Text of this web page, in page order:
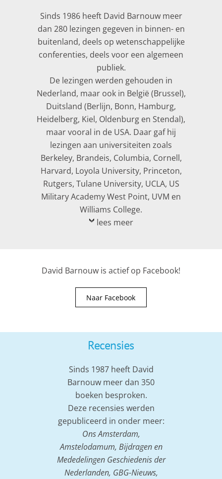
Sinds 1986 heeft David Barnouw meer
dan 280 lezingen gegeven in binnen- en
buitenland, deels op wetenschappelijke
conferenties, deels voor een algemeen
publiek.
De lezingen werden gehouden in
Nederland, maar ook in België (Brussel),
Duitsland (Berlijn, Bonn, Hamburg,
Heidelberg, Kiel, Oldenburg en Stendal),
maar vooral in de USA. Daar gaf hij
lezingen aan universiteiten zoals
Berkeley, Brandeis, Columbia, Cornell,
Harvard, Loyola University, Princeton,
Rutgers, Tulane University, UCLA, US
Military Academy West Point, UVM en
Williams College.
lees meer
David Barnouw is actief op Facebook!
Naar Facebook
Recensies
Sinds 1987 heeft David
Barnouw meer dan 350
boeken besproken.
Deze recensies werden
gepubliceerd in onder meer:
Ons Amsterdam,
Amstelodamum, Bijdragen en
Mededelingen Geschiedenis der
Nederlanden, GBG-Nieuws,